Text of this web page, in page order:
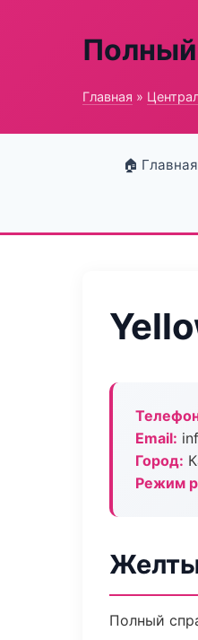
Полный
Главная »
🏠 Главная
Email:
Город:
Режим
Полный